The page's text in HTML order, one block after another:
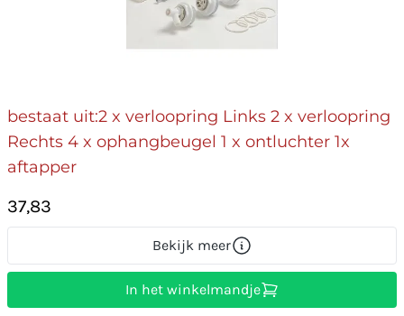
bestaat uit:2 x verloopring Links 2 x verloopring
Rechts 4 x ophangbeugel 1 x ontluchter 1x
aftapper
37,83
Bekijk meer
In het winkelmandje